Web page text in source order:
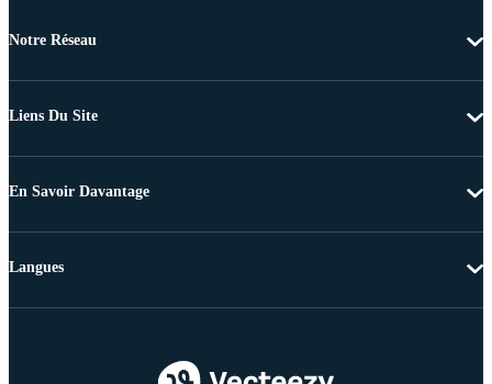
Notre Réseau
Liens Du Site
En Savoir Davantage
Langues